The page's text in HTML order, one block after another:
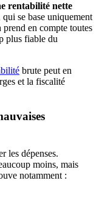
rentabilité nette
se base uniquement
en compte toutes
plus fiable du
brute peut en
et la fiscalité
les dépenses.
moins, mais
notamment :